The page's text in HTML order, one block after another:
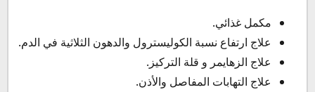
مكمل غذائي.
علاج ارتفاع نسبة الكوليسترول والدهون الثلاثية في الدم.
علاج الزهايمر و قلة التركيز.
علاج التهابات المفاصل والأذن.